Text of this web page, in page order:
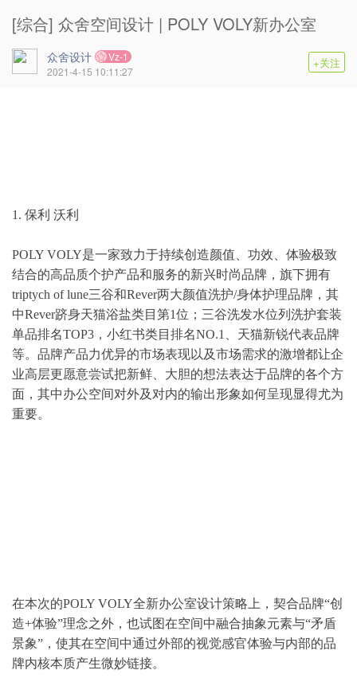
[综合] 众舍空间设计 | POLY VOLY新办公室
众舍设计
Vz-1
2021-4-15 10:11:27
+关注
1. 保利 沃利
POLY VOLY是一家致力于持续创造颜值、功效、体验极致
结合的高品质个护产品和服务的新兴时尚品牌，旗下拥有
triptych of lune三谷和Rever两大颜值洗护/身体护理品牌，其
中Rever跻身天猫浴盐类目第1位；三谷洗发水位列洗护套装
单品排名TOP3，小红书类目排名NO.1、天猫新锐代表品牌
等。品牌产品力优异的市场表现以及市场需求的激增都让企
业高层更愿意尝试把新鲜、大胆的想法表达于品牌的各个方
面，其中办公空间对外及对内的输出形象如何呈现显得尤为
重要。
在本次的POLY VOLY全新办公室设计策略上，契合品牌“创
造+体验”理念之外，也试图在空间中融合抽象元素与“矛盾
景象”，使其在空间中通过外部的视觉感官体验与内部的品
牌内核本质产生微妙链接。